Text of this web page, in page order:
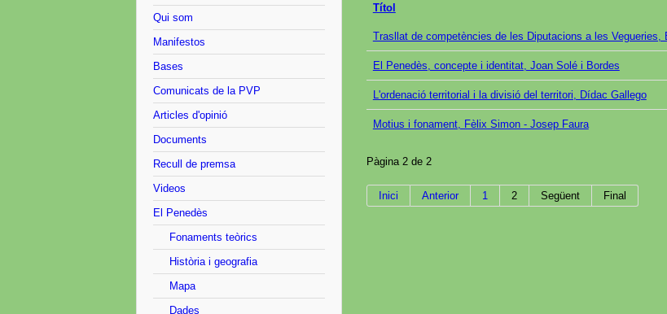
Qui som
Manifestos
Bases
Comunicats de la PVP
Articles d'opinió
Documents
Recull de premsa
Videos
El Penedès
Fonaments teòrics
Història i geografia
Mapa
Dades
Títol
Trasllat de competències de les Diputacions a les Vegueries,
El Penedès, concepte i identitat, Joan Solé i Bordes
L'ordenació territorial i la divisió del territori, Dídac Gallego
Motius i fonament, Fèlix Simon - Josep Faura
Pàgina 2 de 2
Inici Anterior 1 2 Següent Final